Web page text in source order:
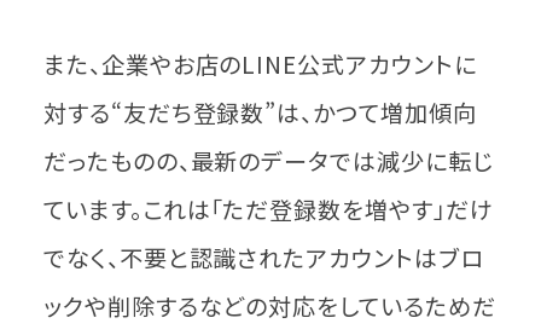
また、企業やお店のLINE公式アカウントに
対する“友だち登録数”は、かつて増加傾向
だったものの、最新のデータでは減少に転じ
ています。これは「ただ登録数を増やす」だけ
でなく、不要と認識されたアカウントはブロ
ックや削除するなどの対応をしているためだ